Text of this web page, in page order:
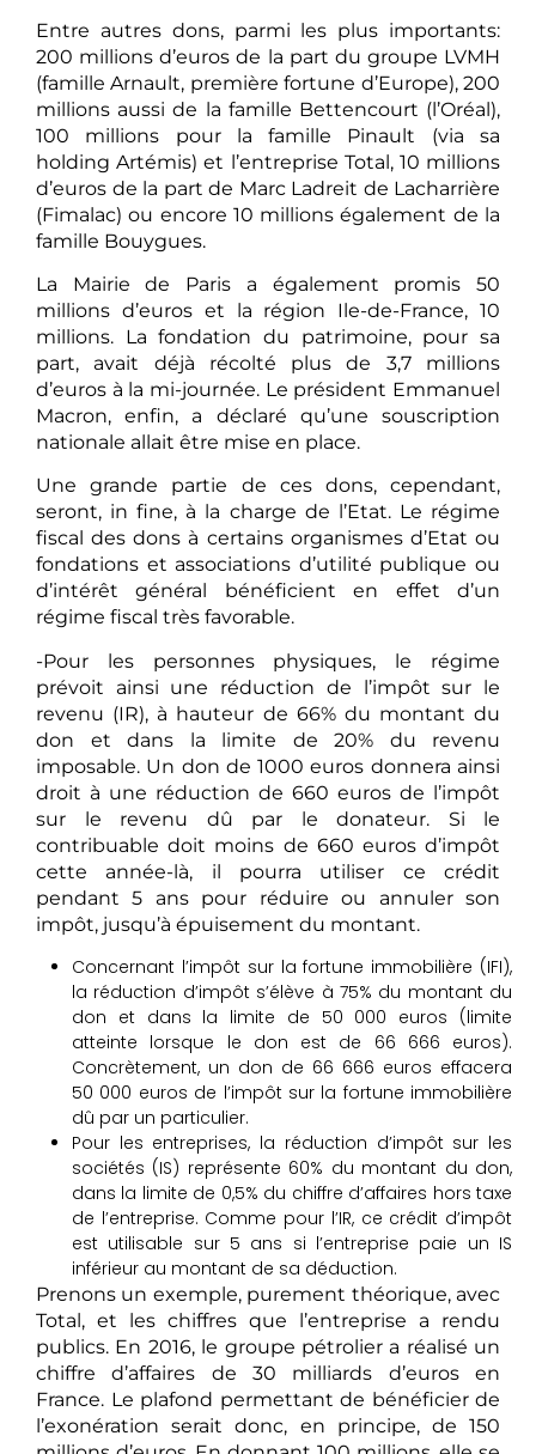
Entre autres dons, parmi les plus importants:
200 millions d’euros de la part du groupe LVMH
(famille Arnault, première fortune d’Europe), 200
millions aussi de la famille Bettencourt (l’Oréal),
100 millions pour la famille Pinault (via sa
holding Artémis) et l’entreprise Total, 10 millions
d’euros de la part de Marc Ladreit de Lacharrière
(Fimalac) ou encore 10 millions également de la
famille Bouygues.
La Mairie de Paris a également promis 50
millions d’euros et la région Ile-de-France, 10
millions. La fondation du patrimoine, pour sa
part, avait déjà récolté plus de 3,7 millions
d’euros à la mi-journée. Le président Emmanuel
Macron, enfin, a déclaré qu’une souscription
nationale allait être mise en place.
Une grande partie de ces dons, cependant,
seront, in fine, à la charge de l’Etat. Le régime
fiscal des dons à certains organismes d’Etat ou
fondations et associations d’utilité publique ou
d’intérêt général bénéficient en effet d’un
régime fiscal très favorable.
-Pour les personnes physiques, le régime
prévoit ainsi une réduction de l’impôt sur le
revenu (IR), à hauteur de 66% du montant du
don et dans la limite de 20% du revenu
imposable. Un don de 1000 euros donnera ainsi
droit à une réduction de 660 euros de l’impôt
sur le revenu dû par le donateur. Si le
contribuable doit moins de 660 euros d’impôt
cette année-là, il pourra utiliser ce crédit
pendant 5 ans pour réduire ou annuler son
impôt, jusqu’à épuisement du montant.
Concernant l’impôt sur la fortune immobilière (IFI),
la réduction d’impôt s’élève à 75% du montant du
don et dans la limite de 50 000 euros (limite
atteinte lorsque le don est de 66 666 euros).
Concrètement, un don de 66 666 euros effacera
50 000 euros de l’impôt sur la fortune immobilière
dû par un particulier.
Pour les entreprises, la réduction d’impôt sur les
sociétés (IS) représente 60% du montant du don,
dans la limite de 0,5% du chiffre d’affaires hors taxe
de l’entreprise. Comme pour l’IR, ce crédit d’impôt
est utilisable sur 5 ans si l’entreprise paie un IS
inférieur au montant de sa déduction.
Prenons un exemple, purement théorique, avec
Total, et les chiffres que l’entreprise a rendu
publics. En 2016, le groupe pétrolier a réalisé un
chiffre d’affaires de 30 milliards d’euros en
France. Le plafond permettant de bénéficier de
l’exonération serait donc, en principe, de 150